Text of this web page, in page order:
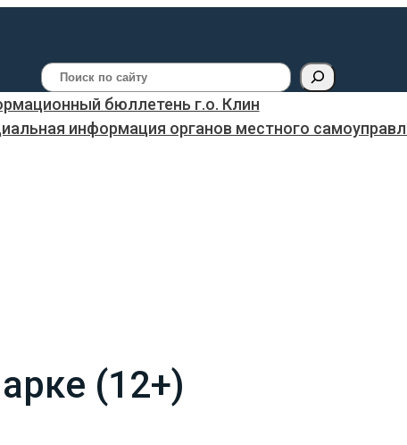
Поиск
бюллетень г.о. Клин
информация органов местного
(12+)